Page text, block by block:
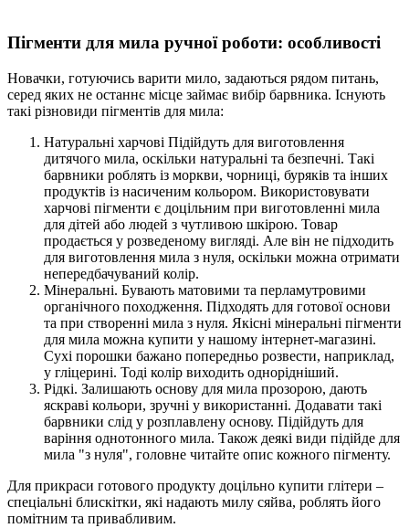
Пігменти для мила ручної роботи: особливості
Новачки, готуючись варити мило, задаються рядом питань,
серед яких не останнє місце займає вибір барвника. Існують
такі різновиди пігментів для мила:
Натуральні харчові Підійдуть для виготовлення
дитячого мила, оскільки натуральні та безпечні. Такі
барвники роблять із моркви, чорниці, буряків та інших
продуктів із насиченим кольором. Використовувати
харчові пігменти є доцільним при виготовленні мила
для дітей або людей з чутливою шкірою. Товар
продається у розведеному вигляді. Але він не підходить
для виготовлення мила з нуля, оскільки можна отримати
непередбачуваний колір.
Мінеральні. Бувають матовими та перламутровими
органічного походження. Підходять для готової основи
та при створенні мила з нуля. Якісні мінеральні пігменти
для мила можна купити у нашому інтернет-магазині.
Сухі порошки бажано попередньо розвести, наприклад,
у гліцерині. Тоді колір виходить однорідніший.
Рідкі. Залишають основу для мила прозорою, дають
яскраві кольори, зручні у використанні. Додавати такі
барвники слід у розплавлену основу. Підійдуть для
варіння однотонного мила. Також деякі види підійде для
мила "з нуля", головне читайте опис кожного пігменту.
Для прикраси готового продукту доцільно купити глітери –
спеціальні блискітки, які надають милу сяйва, роблять його
помітним та привабливим.